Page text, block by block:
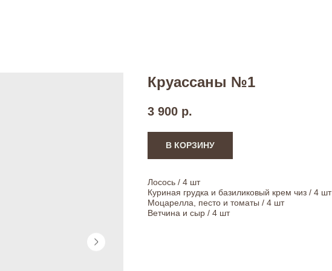
Круассаны №1
3 900 р.
В КОРЗИНУ
Лосось / 4 шт
Куриная грудка и базиликовый крем чиз / 4 шт
Моцарелла, песто и томаты / 4 шт
Ветчина и сыр / 4 шт